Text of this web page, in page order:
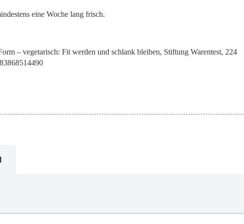
eine Woche lang frisch.
– vegetarisch: Fit werden und schlank bleiben, Stiftung Warentest, 224